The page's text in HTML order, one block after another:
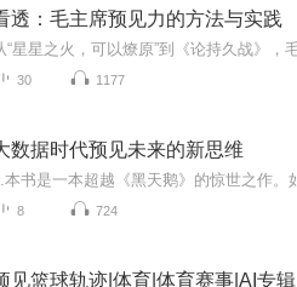
透：毛主席预见力的方法与实践
30 1177
数据时代预见未来的新思维
8 724
见篮球轨迹|体育|体育赛事|AI专辑